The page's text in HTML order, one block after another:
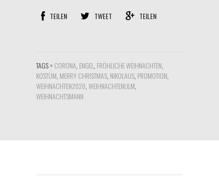
TEILEN TWEET TEILEN
TAGS > CORONA, ENGEL, FRÖHLICHE WEIHNACHTEN,
KOSTÜM, MERRY CHRISTMAS, NIKOLAUS, PROMOTION,
WEIHNACHTEN2020,WEIHNACHTENULM,
WEIHNACHTSMANN